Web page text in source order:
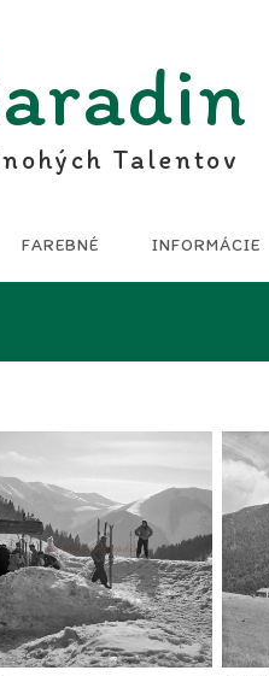
Talentov
FAREBNÉ INFORMÁCIE